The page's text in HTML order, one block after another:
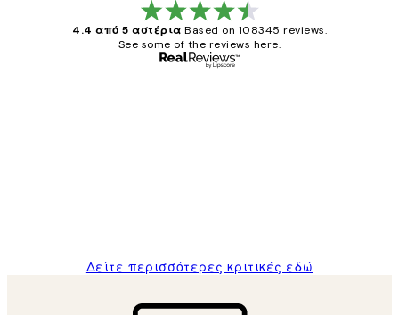
4.4 από 5 αστέρια Based on 108345 reviews.
See some of the reviews here.
Δείτε περισσότερες κριτικές εδώ